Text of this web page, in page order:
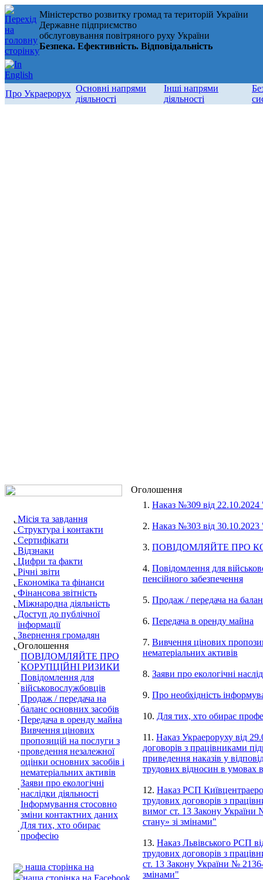
Міністерство розвитку громад та територій України
Державне підприємство
обслуговування повітряного руху України
Безпека. Ефективність. Відповідальність
Про Украерорух
Основні напрями
діяльності
Інші напрями
діяльності
Місія та завдання
Структура і контакти
Сертифікати
Відзнаки
Цифри та факти
Річні звіти
Економіка та фінанси
Фінансова звітність
Міжнародна діяльність
Доступ до публічної
інформації
Звернення громадян
Оголошення
ПОВІДОМЛЯЙТЕ ПРО
КОРУПЦІЙНІ РИЗИКИ
Повідомлення для
військовослужбовців
Продаж / передача на
баланс основних засобів
Передача в оренду майна
Вивчення цінових
пропозицій на послуги з
проведення незалежної
оцінки основних засобів і
нематеріальних активів
Заяви про екологічні
наслідки діяльності
Інформування стосовно
зміни контактних даних
Для тих, хто обирає
професію
наша сторінка на
Оголошення
1. Наказ №309 від
2. Наказ №303 від
3. ПОВІДОМЛЯЙТЕ ПРО
4. Повідомлення для
пенсійного забезпечення
5. Продаж / передача на
6. Передача в оренду майна
7. Вивчення цінових
нематеріальних активів
8. Заяви про екологічні
9. Про необхідність
10. Для тих, хто обирає
11. Наказ Украероруху від
договорів з працівниками
приведення наказів у
трудових відносин в умовах
12. Наказ РСП
трудових договорів з
вимог ст. 13 Закону України
стану» зі змінами"
13. Наказ Львівського РСП
трудових договорів з
ст. 13 Закону України №
змінами"